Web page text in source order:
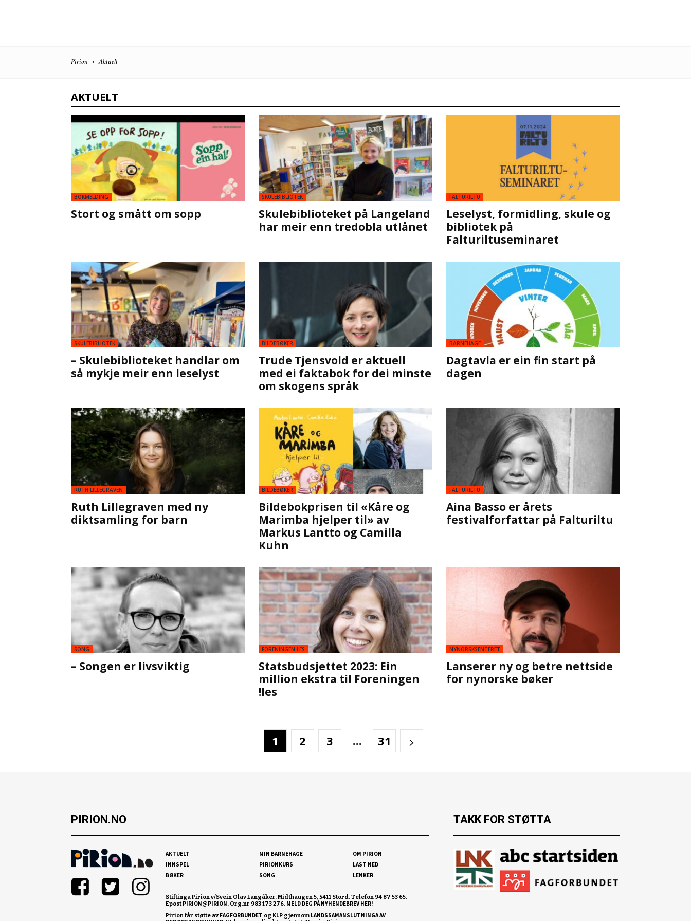
Pirion Aktuelt
AKTUELT
BOKMELDING
Stort og smått om sopp
SKULEBIBLIOTEK
Skulebiblioteket på Langeland
har meir enn tredobla utlånet
FALTURILTU
Leselyst, formidling, skule og
bibliotek på
Falturiltuseminaret
SKULEBIBLIOTEK
– Skulebiblioteket handlar om
så mykje meir enn leselyst
BILDEBØKER
Trude Tjensvold er aktuell
med ei faktabok for dei minste
om skogens språk
BARNEHAGE
Dagtavla er ein fin start på
dagen
RUTH LILLEGRAVEN
Ruth Lillegraven med ny
diktsamling for barn
BILDEBØKER
Bildebokprisen til «Kåre og
Marimba hjelper til» av
Markus Lantto og Camilla
Kuhn
FALTURILTU
Aina Basso er årets
festivalforfattar på Falturiltu
SONG
– Songen er livsviktig
FORENINGEN LES
Statsbudsjettet 2023: Ein
million ekstra til Foreningen
!les
NYNORSKSENTERET
Lanserer ny og betre nettside
for nynorske bøker
1 2 3 ... 31
PIRION.NO
AKTUELT
INNSPEL
BØKER
MIN BARNEHAGE
PIRIONKURS
SONG
OM PIRION
LAST NED
LENKER
Stiftinga Pirion v/Svein Olav Langåker, Midthaugen 5, 5411 Stord. Telefon 94 87 53 65.
EpostPIRION@PIRION. Org.nr 983 173 276. MELD DEG PÅ NYHENDEBREV HER!
Pirion får støtte av FAGFORBUNDET og KLP gjennomLANDSSAMANSLUTNINGA AV
TAKK FOR STØTTA